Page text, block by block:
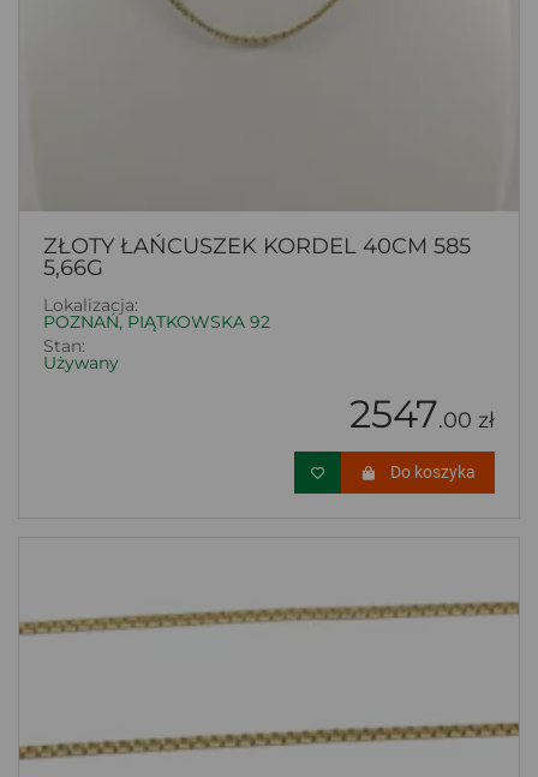
ZŁOTY ŁAŃCUSZEK KORDEL 40CM 585
5,66G
Lokalizacja:
POZNAŃ, PIĄTKOWSKA 92
Stan:
Używany
2547.00 zł
Do koszyka